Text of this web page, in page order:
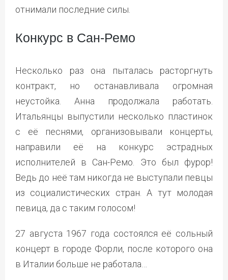
отнимали последние силы.
Конкурс в Сан-Ремо
Несколько раз она пыталась расторгнуть
контракт, но останавливала огромная
неустойка. Анна продолжала работать.
Итальянцы выпустили несколько пластинок
с её песнями, организовывали концерты,
направили её на конкурс эстрадных
исполнителей в Сан-Ремо. Это был фурор!
Ведь до неё там никогда не выступали певцы
из социалистических стран. А тут молодая
певица, да с таким голосом!
27 августа 1967 года состоялся её сольный
концерт в городе Форли, после которого она
в Италии больше не работала…